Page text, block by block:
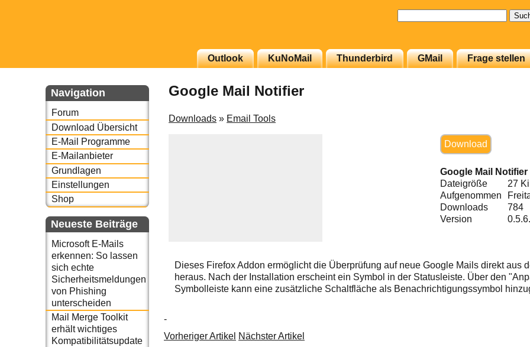
Outlook KuNoMail Thunderbird GMail Frage stellen
Navigation
Forum
Download Übersicht
E-Mail Programme
E-Mailanbieter
Grundlagen
Einstellungen
Shop
Neueste Beiträge
Microsoft E-Mails
erkennen: So lassen
sich echte
Sicherheitsmeldungen
von Phishing
unterscheiden
Mail Merge Toolkit
erhält wichtiges
Kompatibilitätsupdate
Google Mail Notifier
Downloads » Email Tools
Download
Google Mail Notifier
Dateigröße
27
Aufgenommen
Downloads
784
Version
Dieses Firefox Addon ermöglicht die Überprüfung auf neue Google Mails direkt aus
heraus. Nach der Installation erscheint ein Symbol in der Statusleiste. Über den
Symbolleiste kann eine zusätzliche Schaltfläche als Benachrichtigungssymbol
-
Vorheriger Artikel Nächster Artikel
Newsletter
Email für Sie
oder auch